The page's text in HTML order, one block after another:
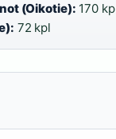
(Oikotie): 170
72 kpl